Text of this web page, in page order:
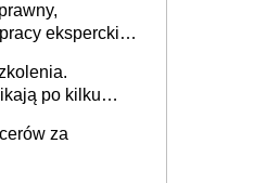
eksperckiej -
po kilku
za